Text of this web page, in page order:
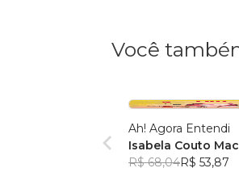
Você
Ah! Agora Entendi
Isabela Couto
R$ 68,04R$ 53,87